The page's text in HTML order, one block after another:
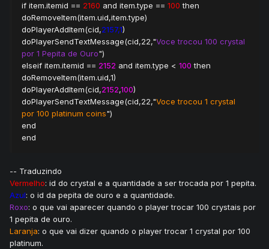
if item.itemid == 2160 and item.type == 100 then
doRemoveItem(item.uid,item.type)
doPlayerAddItem(cid,2157,1)
doPlayerSendTextMessage(cid,22,"Voce trocou 100 crystal
por 1 Pepita de Ouro")
elseif item.itemid == 2152 and item.type < 100 then
doRemoveItem(item.uid,1)
doPlayerAddItem(cid,2152,100)
doPlayerSendTextMessage(cid,22,"Voce trocou 1 crystal
por 100 platinum coins")
end
end
-- Traduzindo
Vermelho: id do crystal e a quantidade a ser trocada por 1 pepita.
Azul: o id da pepita de ouro e a quantidade.
Roxo: o que vai aparecer quando o player trocar 100 crystais por
1 pepita de ouro.
Laranja: o que vai dizer quando o player trocar 1 crystal por 100
platinum.